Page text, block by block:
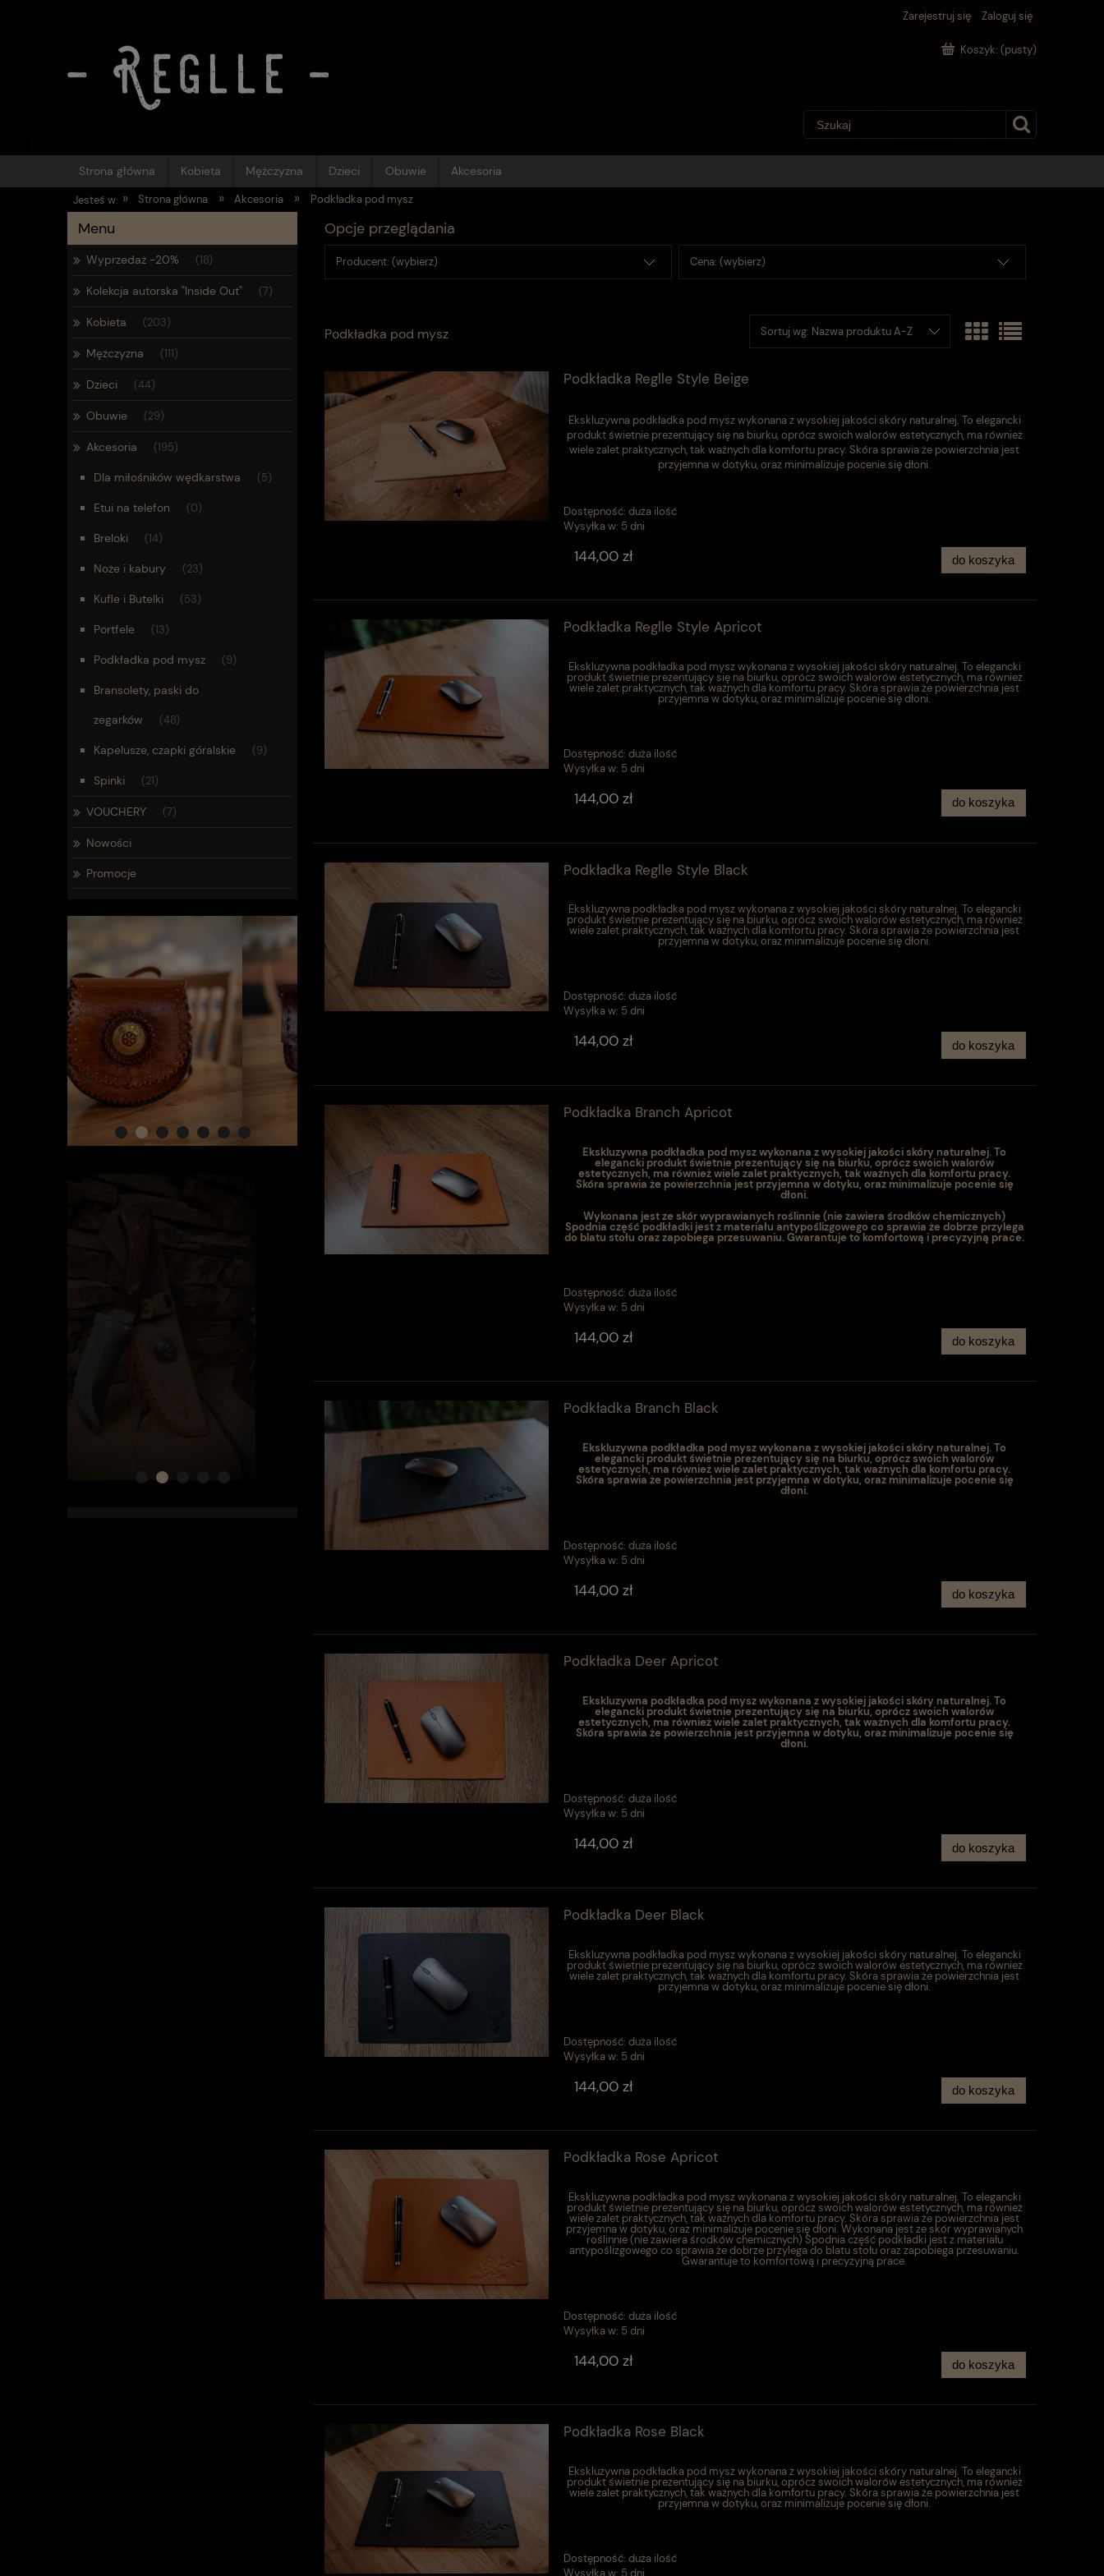
Zarejestruj się Zaloguj się
Koszyk: (pusty)
Strona główna Kobieta Mężczyzna Dzieci Obuwie Akcesoria
Jesteś w: » Strona główna » Akcesoria » Podkładka pod mysz
Menu
Wyprzedaż -20% (18)
Kolekcja autorska "Inside Out" (7)
Kobieta (203)
Mężczyzna (111)
Dzieci (44)
Obuwie (29)
Akcesoria (195)
Dla miłośników wędkarstwa (5)
Etui na telefon (0)
Breloki (14)
Noże i kabury (23)
Kufle i Butelki (53)
Portfele (13)
Podkładka pod mysz (9)
Bransolety, paski do
zegarków
(48)
Kapelusze, czapki góralskie (9)
Spinki (21)
VOUCHERY (7)
Nowości
Promocje
Opcje przeglądania
Producent: (wybierz) Cena: (wybierz)
Podkładka pod mysz Sortuj wg: Nazwa produktu A-Z
Podkładka Reglle Style Beige
Ekskluzywna podkładka pod mysz wykonana z wysokiej jakości skóry naturalnej. To elegancki
produkt świetnie prezentujący się na biurku, oprócz swoich walorów estetycznych, ma również
wiele zalet praktycznych, tak ważnych dla komfortu pracy. Skóra sprawia że powierzchnia jest
przyjemna w dotyku, oraz minimalizuje pocenie się dłoni.
Dostępność: duża ilość
Wysyłka w: 5 dni
144,00 zł do koszyka
Podkładka Reglle Style Apricot
Ekskluzywna podkładka pod mysz wykonana z wysokiej jakości skóry naturalnej. To elegancki
produkt świetnie prezentujący się na biurku, oprócz swoich walorów estetycznych, ma również
wiele zalet praktycznych, tak ważnych dla komfortu pracy. Skóra sprawia że powierzchnia jest
przyjemna w dotyku, oraz minimalizuje pocenie się dłoni.
Dostępność: duża ilość
Wysyłka w: 5 dni
144,00 zł do koszyka
Podkładka Reglle Style Black
Ekskluzywna podkładka pod mysz wykonana z wysokiej jakości skóry naturalnej. To elegancki
produkt świetnie prezentujący się na biurku, oprócz swoich walorów estetycznych, ma również
wiele zalet praktycznych, tak ważnych dla komfortu pracy. Skóra sprawia że powierzchnia jest
przyjemna w dotyku, oraz minimalizuje pocenie się dłoni.
Dostępność: duża ilość
Wysyłka w: 5 dni
144,00 zł do koszyka
Podkładka Branch Apricot
Ekskluzywna podkładka pod mysz wykonana z wysokiej jakości skóry naturalnej. To
elegancki produkt świetnie prezentujący się na biurku, oprócz swoich walorów
estetycznych, ma również wiele zalet praktycznych, tak ważnych dla komfortu pracy.
Skóra sprawia że powierzchnia jest przyjemna w dotyku, oraz minimalizuje pocenie się
dłoni.
Wykonana jest ze skór wyprawianych roślinnie (nie zawiera środków chemicznych)
Spodnia część podkładki jest z materiału antypoślizgowego co sprawia że dobrze przylega
do blatu stołu oraz zapobiega przesuwaniu. Gwarantuje to komfortową i precyzyjną prace.
Dostępność: duża ilość
Wysyłka w: 5 dni
144,00 zł do koszyka
Podkładka Branch Black
Ekskluzywna podkładka pod mysz wykonana z wysokiej jakości skóry naturalnej. To
elegancki produkt świetnie prezentujący się na biurku, oprócz swoich walorów
estetycznych, ma również wiele zalet praktycznych, tak ważnych dla komfortu pracy.
Skóra sprawia że powierzchnia jest przyjemna w dotyku, oraz minimalizuje pocenie się
dłoni.
Dostępność: duża ilość
Wysyłka w: 5 dni
144,00 zł do koszyka
Podkładka Deer Apricot
Ekskluzywna podkładka pod mysz wykonana z wysokiej jakości skóry naturalnej. To
elegancki produkt świetnie prezentujący się na biurku, oprócz swoich walorów
estetycznych, ma również wiele zalet praktycznych, tak ważnych dla komfortu pracy.
Skóra sprawia że powierzchnia jest przyjemna w dotyku, oraz minimalizuje pocenie się
dłoni.
Dostępność: duża ilość
Wysyłka w: 5 dni
144,00 zł do koszyka
Podkładka Deer Black
Ekskluzywna podkładka pod mysz wykonana z wysokiej jakości skóry naturalnej. To elegancki
produkt świetnie prezentujący się na biurku, oprócz swoich walorów estetycznych, ma również
wiele zalet praktycznych, tak ważnych dla komfortu pracy. Skóra sprawia że powierzchnia jest
przyjemna w dotyku, oraz minimalizuje pocenie się dłoni.
Dostępność: duża ilość
Wysyłka w: 5 dni
144,00 zł do koszyka
Podkładka Rose Apricot
Ekskluzywna podkładka pod mysz wykonana z wysokiej jakości skóry naturalnej. To elegancki
produkt świetnie prezentujący się na biurku, oprócz swoich walorów estetycznych, ma również
wiele zalet praktycznych, tak ważnych dla komfortu pracy. Skóra sprawia że powierzchnia jest
przyjemna w dotyku, oraz minimalizuje pocenie się dłoni. Wykonana jest ze skór wyprawianych
roślinnie (nie zawiera środków chemicznych) Spodnia część podkładki jest z materiału
antypoślizgowego co sprawia że dobrze przylega do blatu stołu oraz zapobiega przesuwaniu.
Gwarantuje to komfortową i precyzyjną prace.
Dostępność: duża ilość
Wysyłka w: 5 dni
144,00 zł do koszyka
Podkładka Rose Black
Ekskluzywna podkładka pod mysz wykonana z wysokiej jakości skóry naturalnej. To elegancki
produkt świetnie prezentujący się na biurku, oprócz swoich walorów estetycznych, ma również
wiele zalet praktycznych, tak ważnych dla komfortu pracy. Skóra sprawia że powierzchnia jest
przyjemna w dotyku, oraz minimalizuje pocenie się dłoni.
Dostępność: duża ilość